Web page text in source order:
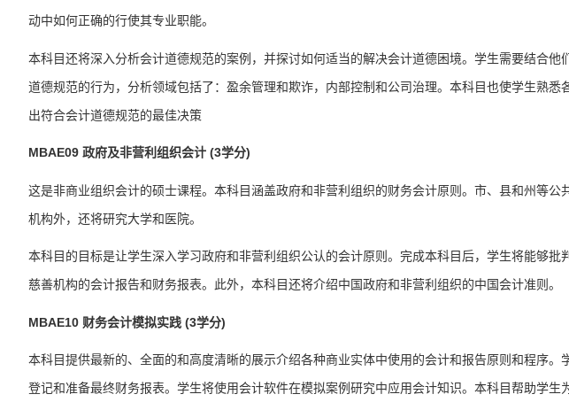
动中如何正确的行使其专业职能。
本科目还将深入分析会计道德规范的案例，并探讨如何适当的解决会计道德困境。学生需要结合
道德规范的行为，分析领域包括了：盈余管理和欺诈，内部控制和公司治理。本科目也使学生熟悉
出符合会计道德规范的最佳决策
MBAE09 政府及非营利组织会计 (3学分)
这是非商业组织会计的硕士课程。本科目涵盖政府和非营利组织的财务会计原则。市、县和州等
机构外，还将研究大学和医院。
本科目 的目标是让学生深入学习政府和非营利组织公认的会计原则。完成本科目 后，学生将能够批
慈善机构的会计报告和财务报表。此外，本科目还将介绍中国政府和非营利组织的中国会计准则。
MBAE10 财务会计模拟实践 (3学分)
本科目提供最新的、全面的和高度清晰的展示介绍各种商业实体中使用的会计和报告原则和程序
登记和准备最终财务报表。学生将使用会计软件在模拟案例研究中应用会计知识。本科目帮助学生